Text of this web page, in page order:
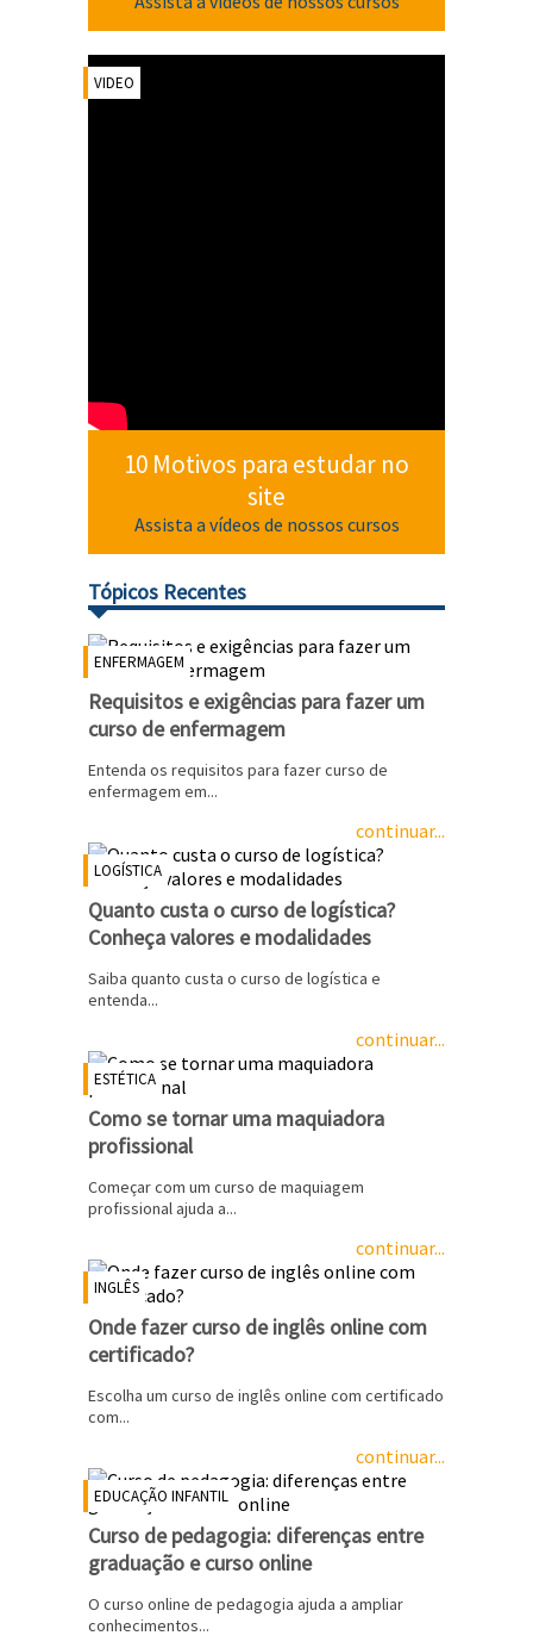
VIDEO
10 Motivos para estudar no
site
Assista a vídeos de nossos cursos
Tópicos Recentes
ENFERMAGEM
Requisitos e exigências para fazer um
curso de enfermagem
Entenda os requisitos para fazer curso de
enfermagem em...
continuar...
LOGÍSTICA
Quanto custa o curso de logística?
Conheça valores e modalidades
Saiba quanto custa o curso de logística e
entenda...
continuar...
ESTÉTICA
Como se tornar uma maquiadora
profissional
Começar com um curso de maquiagem
profissional ajuda a...
continuar...
INGLÊS
Onde fazer curso de inglês online com
certificado?
Escolha um curso de inglês online com certificado
com...
continuar...
EDUCAÇÃO INFANTIL
Curso de pedagogia: diferenças entre
graduação e curso online
O curso online de pedagogia ajuda a ampliar
conhecimentos...